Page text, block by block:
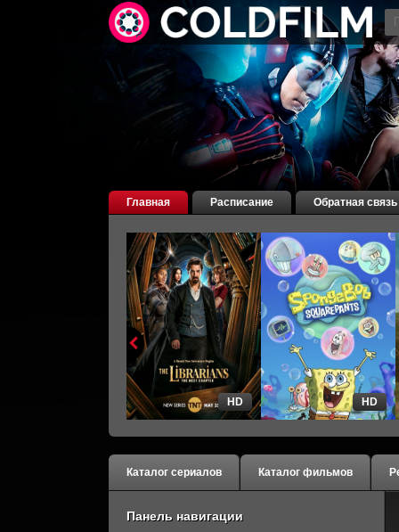
Главная Расписание Обратная связь
HD HD
Каталог сериалов Каталог фильмов
Панель навигации